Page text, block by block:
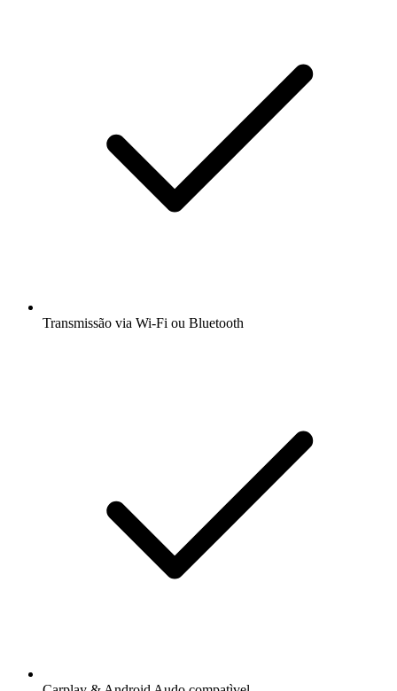
Transmissão via Wi-Fi ou Bluetooth